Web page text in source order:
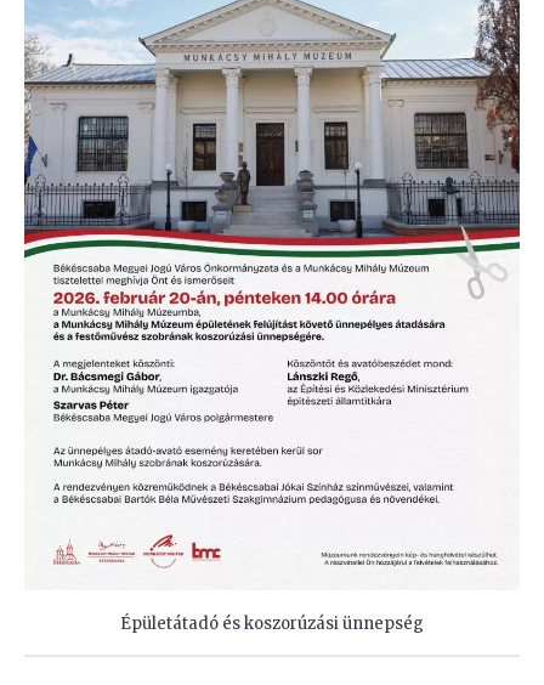
Épületátadó és koszorúzási ünnepség